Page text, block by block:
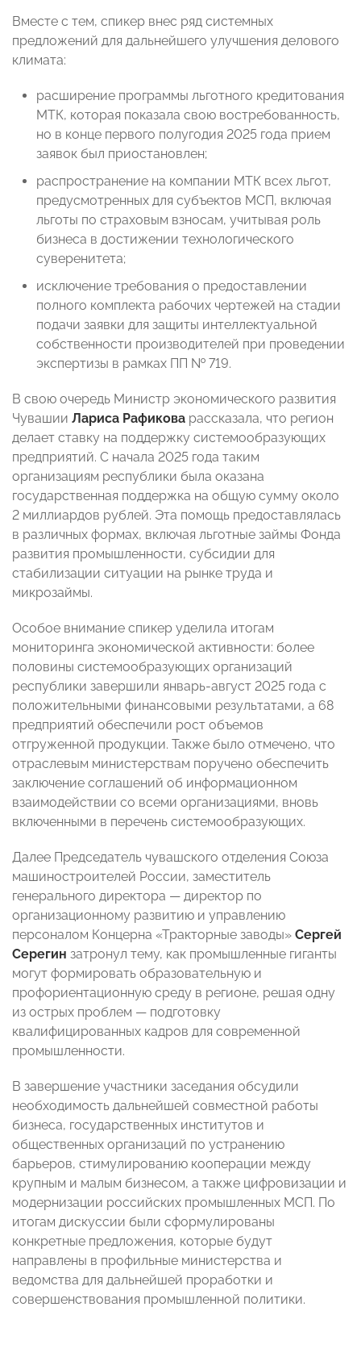
Вместе с тем, спикер внес ряд системных
предложений для дальнейшего улучшения делового
климата:
расширение программы льготного кредитования
МТК, которая показала свою востребованность,
но в конце первого полугодия 2025 года прием
заявок был приостановлен;
распространение на компании МТК всех льгот,
предусмотренных для субъектов МСП, включая
льготы по страховым взносам, учитывая роль
бизнеса в достижении технологического
суверенитета;
исключение требования о предоставлении
полного комплекта рабочих чертежей на стадии
подачи заявки для защиты интеллектуальной
собственности производителей при проведении
экспертизы в рамках ПП № 719.
В свою очередь Министр экономического развития
Чувашии Лариса Рафикова рассказала, что регион
делает ставку на поддержку системообразующих
предприятий. С начала 2025 года таким
организациям республики была оказана
государственная поддержка на общую сумму около
2 миллиардов рублей. Эта помощь предоставлялась
в различных формах, включая льготные займы Фонда
развития промышленности, субсидии для
стабилизации ситуации на рынке труда и
микрозаймы.
Особое внимание спикер уделила итогам
мониторинга экономической активности: более
половины системообразующих организаций
республики завершили январь-август 2025 года с
положительными финансовыми результатами, а 68
предприятий обеспечили рост объемов
отгруженной продукции. Также было отмечено, что
отраслевым министерствам поручено обеспечить
заключение соглашений об информационном
взаимодействии со всеми организациями, вновь
включенными в перечень системообразующих.
Далее Председатель чувашского отделения Союза
машиностроителей России, заместитель
генерального директора — директор по
организационному развитию и управлению
персоналом Концерна «Тракторные заводы» Сергей
Серегин затронул тему, как промышленные гиганты
могут формировать образовательную и
профориентационную среду в регионе, решая одну
из острых проблем — подготовку
квалифицированных кадров для современной
промышленности.
В завершение участники заседания обсудили
необходимость дальнейшей совместной работы
бизнеса, государственных институтов и
общественных организаций по устранению
барьеров, стимулированию кооперации между
крупным и малым бизнесом, а также цифровизации и
модернизации российских промышленных МСП. По
итогам дискуссии были сформулированы
конкретные предложения, которые будут
направлены в профильные министерства и
ведомства для дальнейшей проработки и
совершенствования промышленной политики.